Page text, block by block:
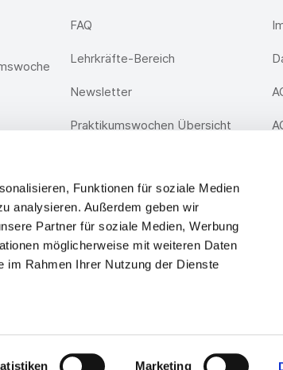
Funktionen für soziale Medien
analysieren. Außerdem geben wir
Partner für soziale Medien, Werbung
möglicherweise mit weiteren Daten
im Rahmen Ihrer Nutzung der Dienste
Marketing
Uhr
FAQ
Lehrkräfte-Bereich
Newsletter
Praktikumswochen Übersicht
by stafftastic